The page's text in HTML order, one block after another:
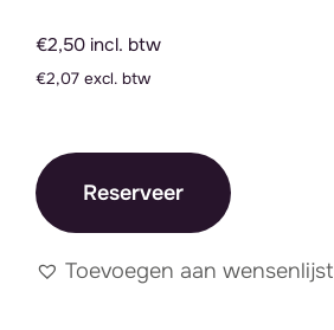
€2,50 incl. btw
€2,07 excl. btw
Reserveer
Toevoegen aan wensenlijst